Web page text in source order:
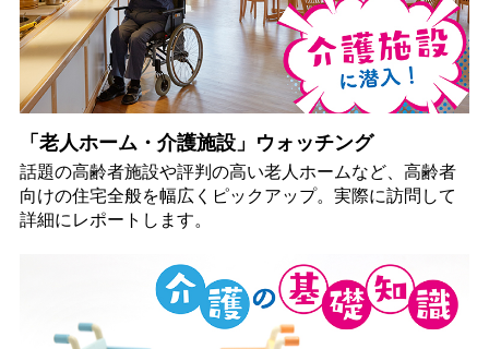
「老人ホーム・介護施設」ウォッチング
話題の高齢者施設や評判の高い老人ホームなど、高齢者
向けの住宅全般を幅広くピックアップ。実際に訪問して
詳細にレポートします。